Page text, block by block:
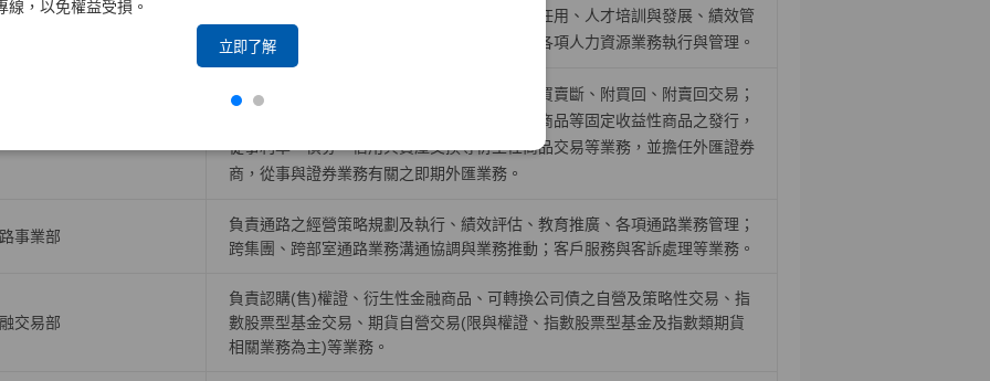
線，以免權益受損。
立即了解
負責公司人力資源策略，有關組織發展、召募任用、人才培訓與發展、績效管
理、薪酬福利、勞資關係等政策規劃與推動，各項人力資源業務執行與管理。
負責債券、票券、受益證券及資產基礎證券之買賣斷、附買回、附賣回交易；
規劃債券、受益證券、資產基礎證券及結構型商品等固定收益性商品之發行，
從事利率、債券、信用與資產交換等衍生性商品交易等業務，並擔任外匯證券
商，從事與證券業務有關之即期外匯業務。
事業部
負責通路之經營策略規劃及執行、績效評估、教育推廣、各項通路業務管理；
跨集團、跨部室通路業務溝通協調與業務推動；客戶服務與客訴處理等業務。
交易部
負責認購(售)權證、衍生性金融商品、可轉換公司債之自營及策略性交易、指
數股票型基金交易、期貨自營交易(限與權證、指數股票型基金及指數類期貨
相關業務為主)等業務。